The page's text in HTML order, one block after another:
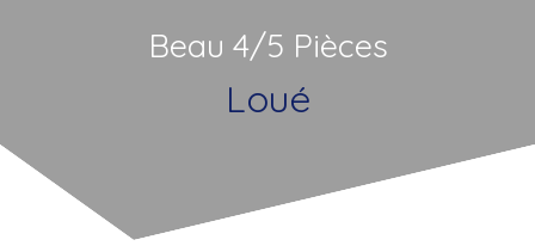
Beau 4/5 Pièces
Loué